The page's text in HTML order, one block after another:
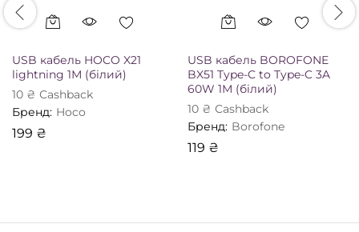
USB кабель HOCO X21
lightning 1М (білий)
10 ₴ Сashback
Бренд: Hoco
199 ₴
USB кабель BOROFONE
BX51 Type-C to Type-C 3A
60W 1М (білий)
10 ₴ Сashback
Бренд: Borofone
119 ₴